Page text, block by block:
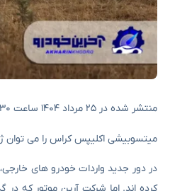
منتشر شده در ۲۵ مرداد ۱۴۰۴ ساعت ۱۰:۳۰
میتسوبیشی اکلیپس کراس را می توان
در دور جدید واردات خودرو های خارجی،